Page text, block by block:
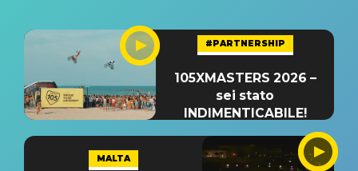
#PARTNERSHIP
105XMASTERS 2026 –
sei stato
INDIMENTICABILE!
MALTA